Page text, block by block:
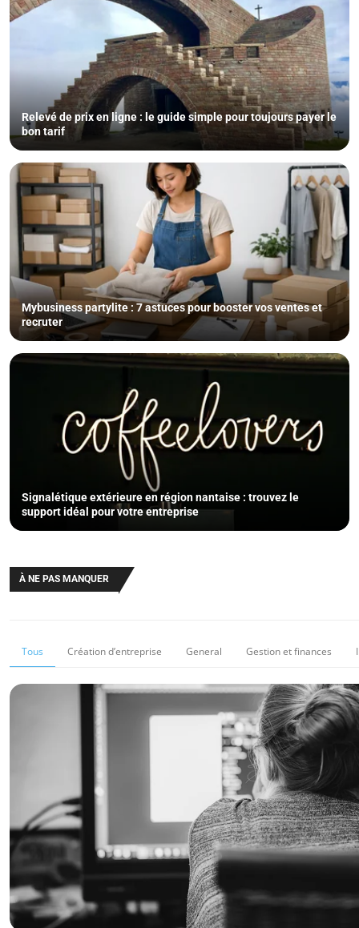
Relevé de prix en ligne : le guide simple pour toujours payer le
bon tarif
Mybusiness partylite : 7 astuces pour booster vos ventes et
recruter
Signalétique extérieure en région nantaise : trouvez le
support idéal pour votre entreprise
À NE PAS MANQUER
Tous Création d’entreprise General Gestion et finances